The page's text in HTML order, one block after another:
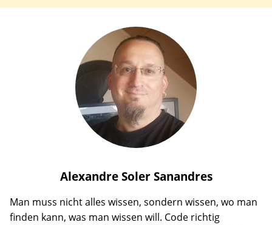
Alexandre Soler Sanandres
Man muss nicht alles wissen, sondern wissen, wo man
finden kann, was man wissen will. Code richtig